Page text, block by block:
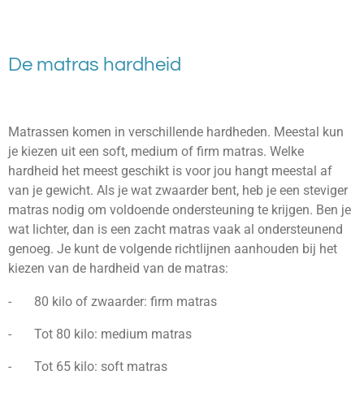
De matras hardheid
Matrassen komen in verschillende hardheden. Meestal kun
je kiezen uit een soft, medium of firm matras. Welke
hardheid het meest geschikt is voor jou hangt meestal af
van je gewicht. Als je wat zwaarder bent, heb je een steviger
matras nodig om voldoende ondersteuning te krijgen. Ben je
wat lichter, dan is een zacht matras vaak al ondersteunend
genoeg. Je kunt de volgende richtlijnen aanhouden bij het
kiezen van de hardheid van de matras:
- 80 kilo of zwaarder: firm matras
- Tot 80 kilo: medium matras
- Tot 65 kilo: soft matras